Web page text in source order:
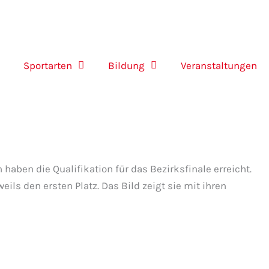
Sportarten Bildung Veranstaltungen
die Qualifikation für das Bezirksfinale erreicht.
den ersten Platz. Das Bild zeigt sie mit ihren